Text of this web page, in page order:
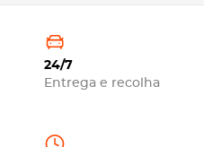
24/7
Entrega e recolha